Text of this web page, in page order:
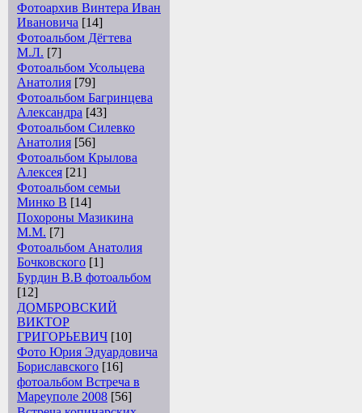
Фотоархив Винтера Иван
Ивановича [14]
Фотоальбом Дёгтева
М.Л. [7]
Фотоальбом Усольцева
Анатолия [79]
Фотоальбом Багринцева
Александра [43]
Фотоальбом Силевко
Анатолия [56]
Фотоальбом Крылова
Алексея [21]
Фотоальбом семьи
Минко В [14]
Похороны Мазикина
М.М. [7]
Фотоальбом Анатолия
Бочковского [1]
Бурдин В.В фотоальбом
[12]
ДОМБРОВСКИЙ
ВИКТОР
ГРИГОРЬЕВИЧ [10]
Фото Юрия Эдуардовича
Бориславского [16]
фотоальбом Встреча в
Мареуполе 2008 [56]